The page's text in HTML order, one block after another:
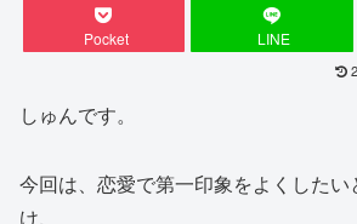
Pocket LINE
しゅんです。
今回は、恋愛で第一印象をよくしたい
け、